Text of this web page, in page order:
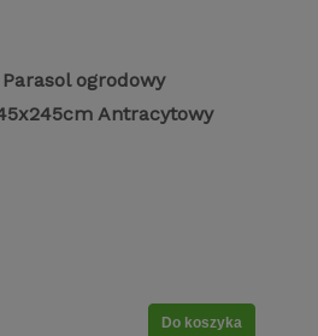
ogrodowy
Antracytowy
Do koszyka